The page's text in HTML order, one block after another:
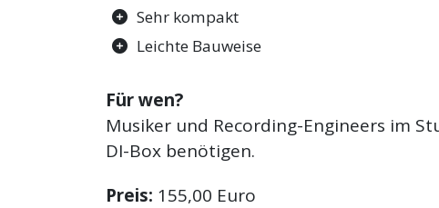
Sehr kompakt
Leichte Bauweise
Für wen?
Musiker und Recording-Engineers im
DI-Box benötigen.
Preis: 155,00 Euro